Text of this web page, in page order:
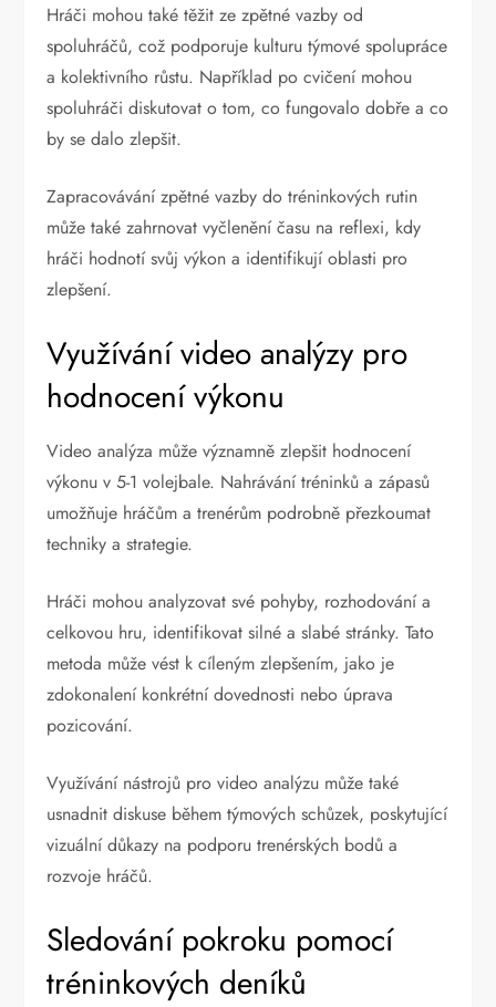
Hráči mohou také těžit ze zpětné vazby od
spoluhráčů, což podporuje kulturu týmové spolupráce
a kolektivního růstu. Například po cvičení mohou
spoluhráči diskutovat o tom, co fungovalo dobře a co
by se dalo zlepšit.
Zapracovávání zpětné vazby do tréninkových rutin
může také zahrnovat vyčlenění času na reflexi, kdy
hráči hodnotí svůj výkon a identifikují oblasti pro
zlepšení.
Využívání video analýzy pro
hodnocení výkonu
Video analýza může významně zlepšit hodnocení
výkonu v 5-1 volejbale. Nahrávání tréninků a zápasů
umožňuje hráčům a trenérům podrobně přezkoumat
techniky a strategie.
Hráči mohou analyzovat své pohyby, rozhodování a
celkovou hru, identifikovat silné a slabé stránky. Tato
metoda může vést k cíleným zlepšením, jako je
zdokonalení konkrétní dovednosti nebo úprava
pozicování.
Využívání nástrojů pro video analýzu může také
usnadnit diskuse během týmových schůzek, poskytující
vizuální důkazy na podporu trenérských bodů a
rozvoje hráčů.
Sledování pokroku pomocí
tréninkových deníků